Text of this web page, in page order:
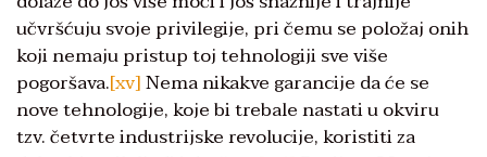
učvršćuju svoje privilegije, pri čemu se položaj onih
koji nemaju pristup toj tehnologiji sve više
pogoršava.[xv]Nema nikakve garancije da će se
nove tehnologije, koje bi trebale nastati u okviru
tzv. četvrte industrijske revolucije, koristiti za